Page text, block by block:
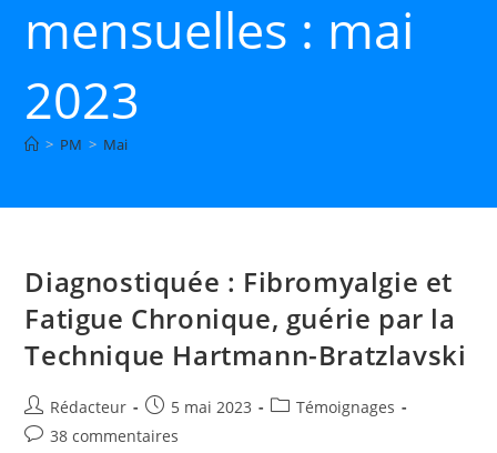
mensuelles : mai
2023
> PM > Mai
Diagnostiquée : Fibromyalgie et
Fatigue Chronique, guérie par la
Technique Hartmann-Bratzlavski
Auteur/autrice
de
Rédacteur
Publication
publiée :
5 mai 2023
PostTémoignages
Commentaires
38 commentaires